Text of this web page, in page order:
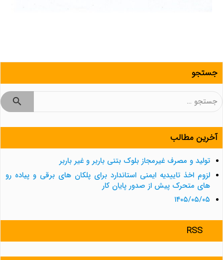
جستجو
جستجو
آخرین مطالب
تولید و مصرف غیرمجاز بلوک بتنی باربر و غیر باربر
لزوم اخذ تاییدیه ایمنی استاندارد برای پلکان های برقی و پیاده رو
های متحرک پیش از صدور پایان کار
۱۴۰۵/۰۵/۰۵
RSS